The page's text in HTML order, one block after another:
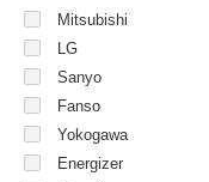
Mitsubishi
LG
Sanyo
Fanso
Yokogawa
Energizer